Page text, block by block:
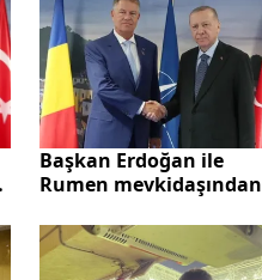
Başkan Erdoğan ile
Rumen mevkidaşından
diyaloğu